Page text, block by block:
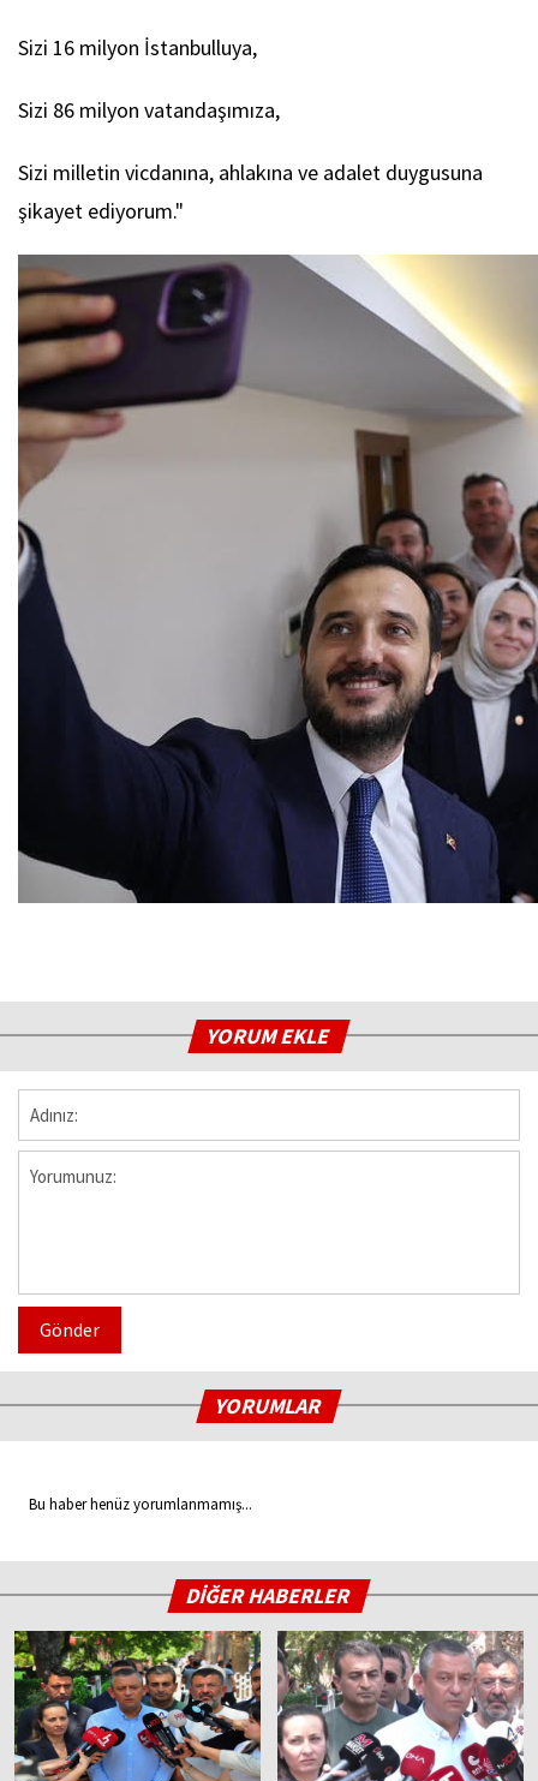
Sizi 16 milyon İstanbulluya,
Sizi 86 milyon vatandaşımıza,
Sizi milletin vicdanına, ahlakına ve adalet duygusuna
şikayet ediyorum."
YORUM EKLE
Gönder
YORUMLAR
Bu haber henüz yorumlanmamış...
DİĞER HABERLER